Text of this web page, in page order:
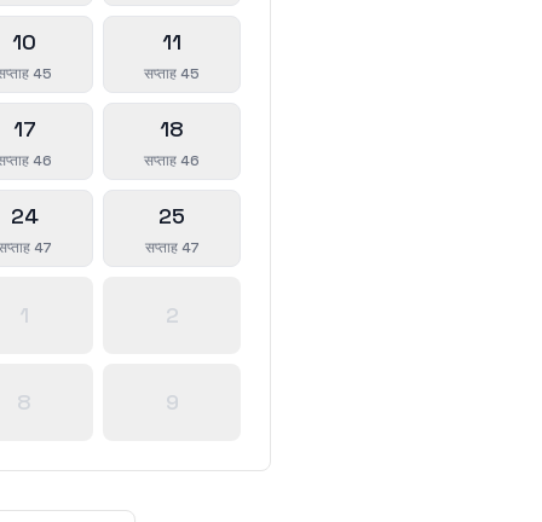
10
45
11
सप्ताह 45
17
46
18
सप्ताह 46
24
47
25
सप्ताह 47
1 2
8 9